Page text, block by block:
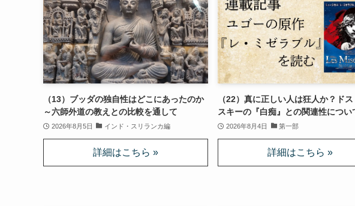
（13）ブッダの独自性はどこにあったのか
～六師外道の教えとの比較を通して
2026年8月5日 インド・スリランカ編
（22）真に正しい人は狂人か？ド
スキーの『白痴』との関連性につい
2026年8月4日 第一部